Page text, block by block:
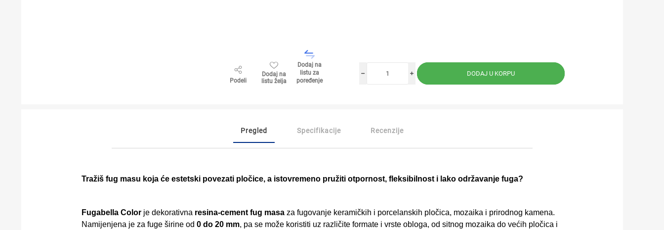
Podeli
Dodaj na
listu želja
Dodaj na
listu za
poređenje
i
h
Pregled Specifikacije Recenzije
Tražiš fug masu koja će estetski povezati pločice, a istovremeno pružiti otpornost, fleksibilnost i lako održavanje fuga?
Fugabella Colorje dekorativna resina-cement fug masaza fugovanje keramičkih i porcelanskih pločica, mozaika i prirodnog kamena.
Namijenjena je za fuge širine od 0 do 20 mm, pa se može koristiti uz različite formate i vrste obloga, od sitnog mozaika do većih pločica i